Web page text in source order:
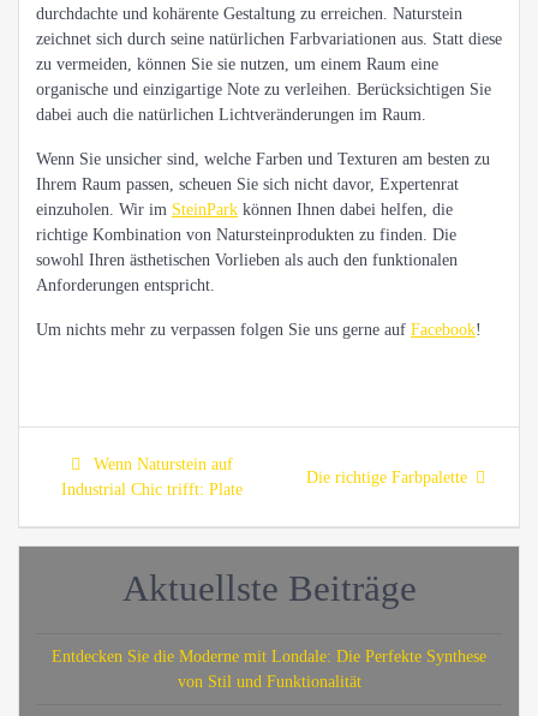
durchdachte und kohärente Gestaltung zu erreichen. Naturstein
zeichnet sich durch seine natürlichen Farbvariationen aus. Statt diese
zu vermeiden, können Sie sie nutzen, um einem Raum eine
organische und einzigartige Note zu verleihen. Berücksichtigen Sie
dabei auch die natürlichen Lichtveränderungen im Raum.
Wenn Sie unsicher sind, welche Farben und Texturen am besten zu
Ihrem Raum passen, scheuen Sie sich nicht davor, Expertenrat
einzuholen. Wir im SteinPark können Ihnen dabei helfen, die
richtige Kombination von Natursteinprodukten zu finden. Die
sowohl Ihren ästhetischen Vorlieben als auch den funktionalen
Anforderungen entspricht.
Um nichts mehr zu verpassen folgen Sie uns gerne auf Facebook!
Beitragsnavigation
Previous
post:
Wenn Naturstein auf
Industrial Chic trifft: Plate
Next
Die richtige Farbpalette
Aktuellste Beiträge
Entdecken Sie die Moderne mit Londale: Die Perfekte Synthese
von Stil und Funktionalität